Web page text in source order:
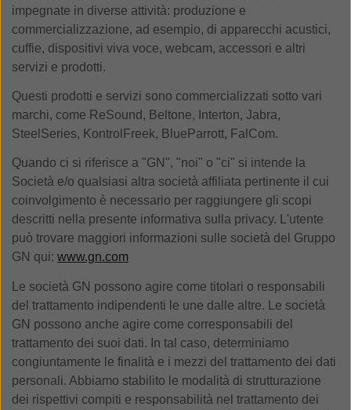
impegnate in diverse attività: produzione e
commercializzazione, ad esempio, di apparecchi acustici,
cuffie, dispositivi viva voce, webcam, accessori e altri
servizi e prodotti.
Questi prodotti e servizi sono commercializzati sotto vari
marchi, come ReSound, Beltone, Interton, Jabra,
SteelSeries, KontrolFreek, BlueParrott, FalCom.
Quando ci si riferisce a "GN", "noi" o "ci" si intende la
Società e/o qualsiasi altra società affiliata pertinente il cui
coinvolgimento è necessario per raggiungere gli scopi
descritti nella presente informativa sulla privacy. L'utente
può trovare maggiori informazioni sulle società del Gruppo
GN qui: www.gn.com
Le società GN possono agire come titolari o responsabili
del trattamento indipendenti le une dalle altre. Le società
GN possono anche agire come corresponsabili del
trattamento dei suoi dati. In tal caso, determiniamo
congiuntamente le finalità e i mezzi del trattamento dei dati
personali. Abbiamo stabilito le modalità di strutturazione
dei rispettivi compiti e responsabilità nel trattamento dei